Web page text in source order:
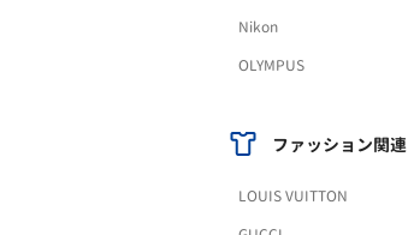
Nikon
OLYMPUS
ファッション関連
LOUIS VUITTON